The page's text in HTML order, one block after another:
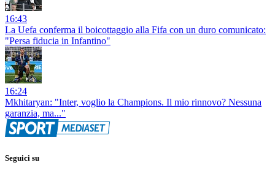
16:43
La Uefa conferma il boicottaggio alla Fifa con un duro comunicato:
"Persa fiducia in Infantino"
16:24
Mkhitaryan: "Inter, voglio la Champions. Il mio rinnovo? Nessuna
garanzia, ma..."
Seguici su